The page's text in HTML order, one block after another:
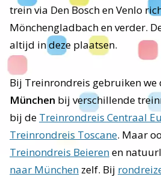
trein via Den Bosch en Venlo
Mönchengladbach en verder.
altijd in deze plaatsen.
Bij Treinrondreis gebruiken we
München bij verschillende
bij de Treinrondreis Centraal
Treinrondreis Toscane. Maar
Treinondreis Beierenen
naar München zelf. Bij